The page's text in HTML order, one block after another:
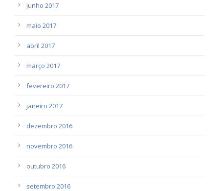
junho 2017
maio 2017
abril 2017
março 2017
fevereiro 2017
janeiro 2017
dezembro 2016
novembro 2016
outubro 2016
setembro 2016